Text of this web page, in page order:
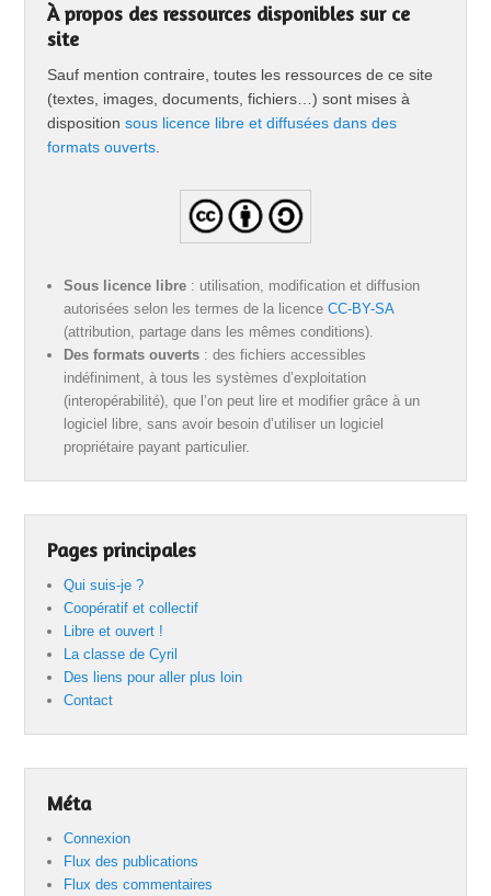
À propos des ressources disponibles sur ce
site
Sauf mention contraire, toutes les ressources de ce site
(textes, images, documents, fichiers…) sont mises à
dispositionsous licence libre et diffusées dans des
formats ouverts.
Sous licence libre : utilisation, modification et diffusion
autorisées selon les termes de la licenceCC-BY-SA
(attribution, partage dans les mêmes conditions).
Des formats ouverts : des fichiers accessibles
indéfiniment, à tous les systèmes d’exploitation
(interopérabilité), que l’on peut lire et modifier grâce à un
logiciel libre, sans avoir besoin d’utiliser un logiciel
propriétaire payant particulier.
Pages principales
Qui suis-je ?
Coopératif et collectif
Libre et ouvert !
La classe de Cyril
Des liens pour aller plus loin
Contact
Méta
Connexion
Flux des publications
Flux des commentaires